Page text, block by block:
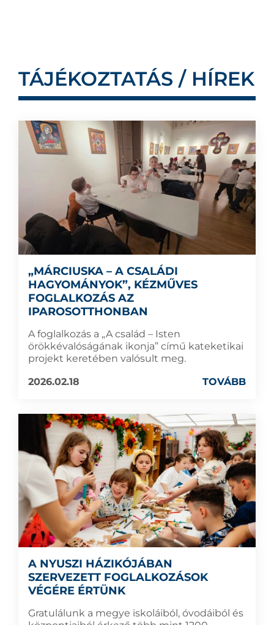
TÁJÉKOZTATÁS / HÍREK
„MÁRCIUSKA – A CSALÁDI
HAGYOMÁNYOK”, KÉZMŰVES
FOGLALKOZÁS AZ
IPAROSOTTHONBAN
A foglalkozás a „A család – Isten
örökkévalóságának ikonja” című kateketikai
projekt keretében valósult meg.
2026.02.18
TOVÁBB
A NYUSZI HÁZIKÓJÁBAN
SZERVEZETT FOGLALKOZÁSOK
VÉGÉRE ÉRTÜNK
Gratulálunk a megye iskoláiból, óvodáiból és